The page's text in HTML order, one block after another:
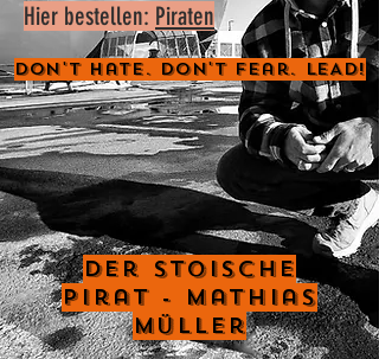
Hier bestellen: Piraten
Don't Hate. Don't Fear. LEAD!
Der Stoische
Pirat - Mathias
Müller